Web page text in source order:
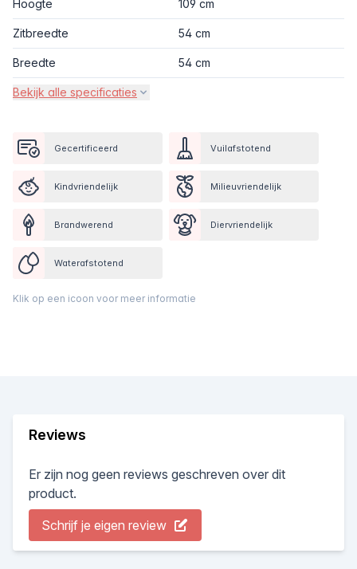
Hoogte 109 cm
Zitbreedte 54 cm
Breedte 54 cm
Bekijk alle specificaties
Gecertificeerd Vuilafstotend
Kindvriendelijk Milieuvriendelijk
Brandwerend Diervriendelijk
Waterafstotend
Klik op een icoon voor meer informatie
Reviews
Er zijn nog geen reviews geschreven over dit
product.
Schrijf je eigen review